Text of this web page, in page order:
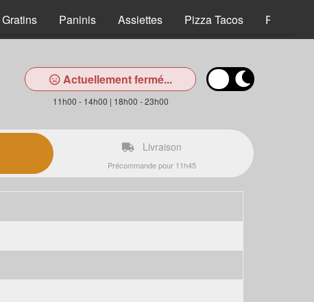
Gratins Paninis Assiettes Pizza Tacos Panuozzo
Actuellement fermé...
11h00 - 14h00 | 18h00 - 23h00
Livraison
Précommande pour 11h45